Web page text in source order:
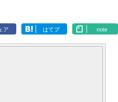
ア はてブ note